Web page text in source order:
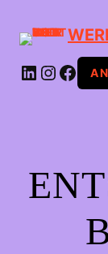
LINKEDIN INSTAGRAMFACEBOOK